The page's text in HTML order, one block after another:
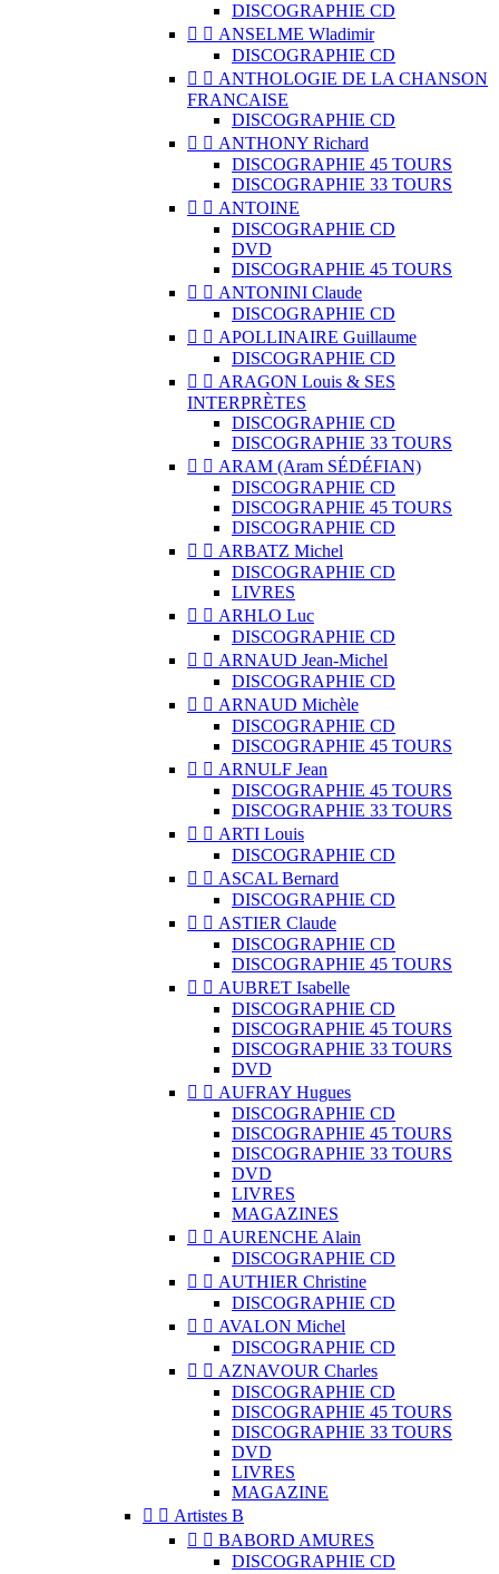
DISCOGRAPHIE CD
  ANSELME Wladimir
DISCOGRAPHIE CD
  ANTHOLOGIE DE LA CHANSON
FRANCAISE
DISCOGRAPHIE CD
  ANTHONY Richard
DISCOGRAPHIE 45 TOURS
DISCOGRAPHIE 33 TOURS
  ANTOINE
DISCOGRAPHIE CD
DVD
DISCOGRAPHIE 45 TOURS
  ANTONINI Claude
DISCOGRAPHIE CD
  APOLLINAIRE Guillaume
DISCOGRAPHIE CD
  ARAGON Louis & SES
INTERPRÈTES
DISCOGRAPHIE CD
DISCOGRAPHIE 33 TOURS
  ARAM (Aram SÉDÉFIAN)
DISCOGRAPHIE CD
DISCOGRAPHIE 45 TOURS
DISCOGRAPHIE CD
  ARBATZ Michel
DISCOGRAPHIE CD
LIVRES
  ARHLO Luc
DISCOGRAPHIE CD
  ARNAUD Jean-Michel
DISCOGRAPHIE CD
  ARNAUD Michèle
DISCOGRAPHIE CD
DISCOGRAPHIE 45 TOURS
  ARNULF Jean
DISCOGRAPHIE 45 TOURS
DISCOGRAPHIE 33 TOURS
  ARTI Louis
DISCOGRAPHIE CD
  ASCAL Bernard
DISCOGRAPHIE CD
  ASTIER Claude
DISCOGRAPHIE CD
DISCOGRAPHIE 45 TOURS
  AUBRET Isabelle
DISCOGRAPHIE CD
DISCOGRAPHIE 45 TOURS
DISCOGRAPHIE 33 TOURS
DVD
  AUFRAY Hugues
DISCOGRAPHIE CD
DISCOGRAPHIE 45 TOURS
DISCOGRAPHIE 33 TOURS
DVD
LIVRES
MAGAZINES
  AURENCHE Alain
DISCOGRAPHIE CD
  AUTHIER Christine
DISCOGRAPHIE CD
  AVALON Michel
DISCOGRAPHIE CD
  AZNAVOUR Charles
DISCOGRAPHIE CD
DISCOGRAPHIE 45 TOURS
DISCOGRAPHIE 33 TOURS
DVD
LIVRES
MAGAZINE
  Artistes B
  BABORD AMURES
DISCOGRAPHIE CD